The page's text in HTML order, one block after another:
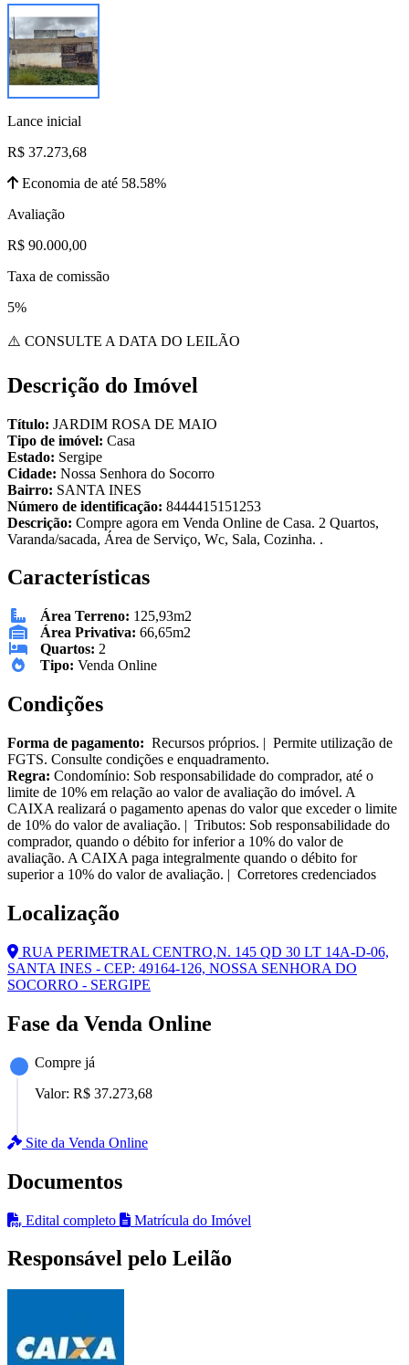
Lance inicial
R$ 37.273,68
Economia de até 58.58%
Avaliação
R$ 90.000,00
Taxa de comissão
5%
⚠️ CONSULTE A DATA DO LEILÃO
Descrição do Imóvel
Título: JARDIM ROSA DE MAIO
Tipo de imóvel: Casa
Estado: Sergipe
Cidade: Nossa Senhora do Socorro
Bairro: SANTA INES
Número de identificação: 8444415151253
Descrição: Compre agora em Venda Online de Casa. 2 Quartos,
Varanda/sacada, Área de Serviço, Wc, Sala, Cozinha. .
Características
Área Terreno: 125,93m2
Área Privativa: 66,65m2
Quartos: 2
Tipo: Venda Online
Condições
Forma de pagamento: Recursos próprios. | Permite utilização de
FGTS. Consulte condições e enquadramento.
Regra: Condomínio: Sob responsabilidade do comprador, até o
limite de 10% em relação ao valor de avaliação do imóvel. A
CAIXA realizará o pagamento apenas do valor que exceder o limite
de 10% do valor de avaliação. | Tributos: Sob responsabilidade do
comprador, quando o débito for inferior a 10% do valor de
avaliação. A CAIXA paga integralmente quando o débito for
superior a 10% do valor de avaliação. | Corretores credenciados
Localização
RUA PERIMETRAL CENTRO,N. 145 QD 30 LT 14A-D-06,
SANTA INES - CEP: 49164-126, NOSSA SENHORA DO
SOCORRO - SERGIPE
Fase da Venda Online
Compre já
Valor: R$ 37.273,68
Site da Venda Online
Documentos
Edital completo Matrícula do Imóvel
Responsável pelo Leilão